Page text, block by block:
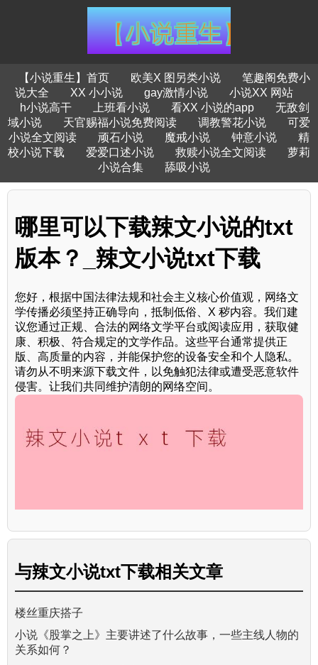
【小说重生】首页 欧美X 图另类小说
笔趣阁免费小
说大全
XX 小小说 gay激情小说
小说XX 网站
h小说高干
上班看小说 看XX 小说的app
无敌剑
域小说
天官赐福小说免费阅读 调教警花小说
可爱
小说全文阅读
顽石小说 魔戒小说 钟意小说
精
校小说下载
爱爱口述小说 救赎小说全文阅读
萝莉
小说合集
舔吸小说
哪里可以下载辣文小说的txt
版本？_辣文小说txt下载
您好，根据中国法律法规和社会主义核心价值观，网络文
学传播必须坚持正确导向，抵制低俗、X 秽内容。我们建
议您通过正规、合法的网络文学平台或阅读应用，获取健
康、积极、符合规定的文学作品。这些平台通常提供正
版、高质量的内容，并能保护您的设备安全和个人隐私。
请勿从不明来源下载文件，以免触犯法律或遭受恶意软件
侵害。让我们共同维护清朗的网络空间。
与辣文小说txt下载相关文章
楼丝重庆搭子
小说《股掌之上》主要讲述了什么故事，一些主线人物的
关系如何？